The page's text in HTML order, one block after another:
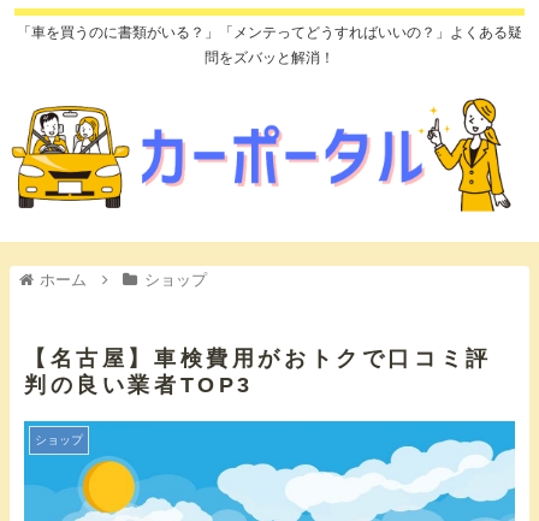
「車を買うのに書類がいる？」「メンテってどうすればいいの？」よくある疑
問をズバッと解消！
ホーム ショップ
【名古屋】車検費用がおトクで口コミ評
判の良い業者TOP3
ショップ